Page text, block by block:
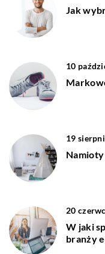
Jak
10
19
Namioty
20
W jaki
branży